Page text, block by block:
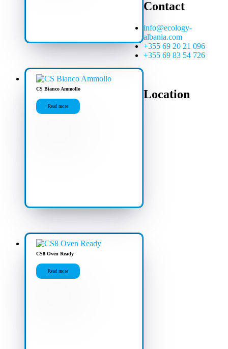
CS Bianco Ammollo
Read more
CS8 Oven Ready
Read more
Contact
info@ecology-
albania.com
+355 69 20 21 096
+355 69 83 54 726
Location